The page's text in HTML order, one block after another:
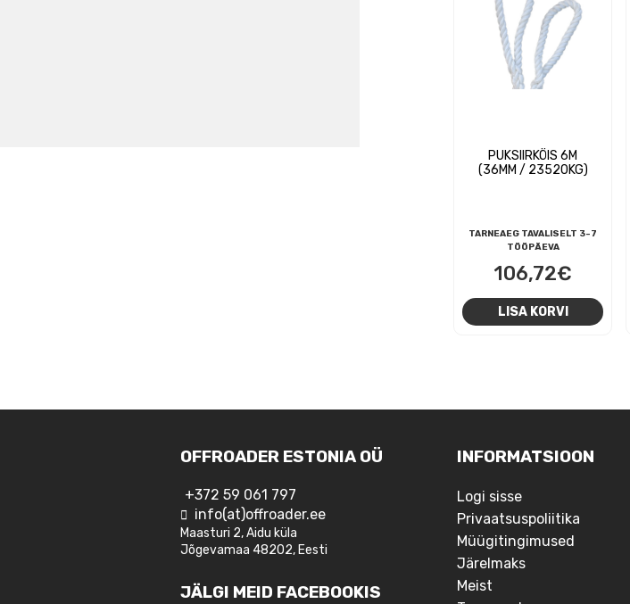
PUKSIIRKÖIS 6M
(36MM / 23520KG)
TARNEAEG TAVALISELT 3-7
TÖÖPÄEVA
106,72€
LISA KORVI
OFFROADER ESTONIA OÜ
+372 59 061 797
info(at)offroader.ee
Maasturi 2, Aidu küla
Jõgevamaa 48202, Eesti
JÄLGI MEID FACEBOOKIS
INFORMATSIOON
Logi sisse
Privaatsuspoliitika
Müügitingimused
Järelmaks
Meist